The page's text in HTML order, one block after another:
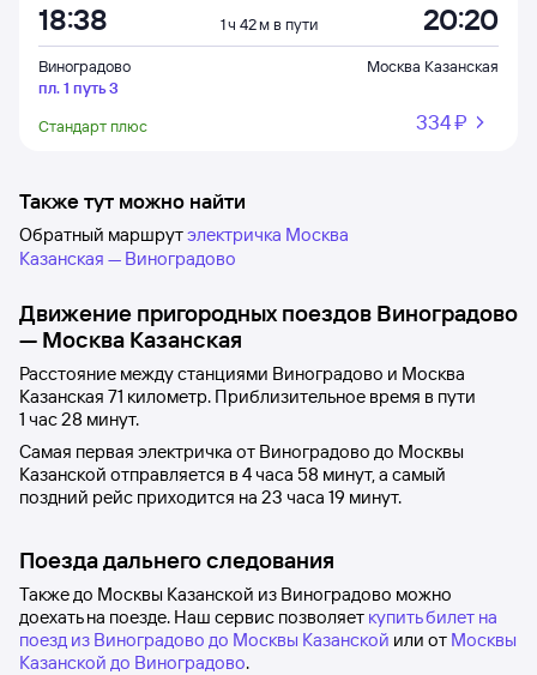
18:38 1 ч 42 м в пути 20:20
Виноградово
пл. 1 путь 3
Москва Казанская
Стандарт плюс 334 ⁠₽
Также тут можно найти
Обратный маршрутэлектричка Москва
Казанская — Виноградово
Движение пригородных поездов Виноградово
— Москва Казанская
Расстояние между станциями Виноградово и Москва
Казанская 71 километр. Приблизительное время в пути
1 час 28 минут.
Самая первая электричка от Виноградово до Москвы
Казанской отправляется в 4часа 58 минут, а самый
поздний рейс приходится на 23 часа 19 минут.
Поезда дальнего следования
Также до Москвы Казанской из Виноградово можно
доехать на поезде. Наш сервис позволяет купить билет на
поезд из Виноградово до Москвы Казанской или от Москвы
Казанской до Виноградово.